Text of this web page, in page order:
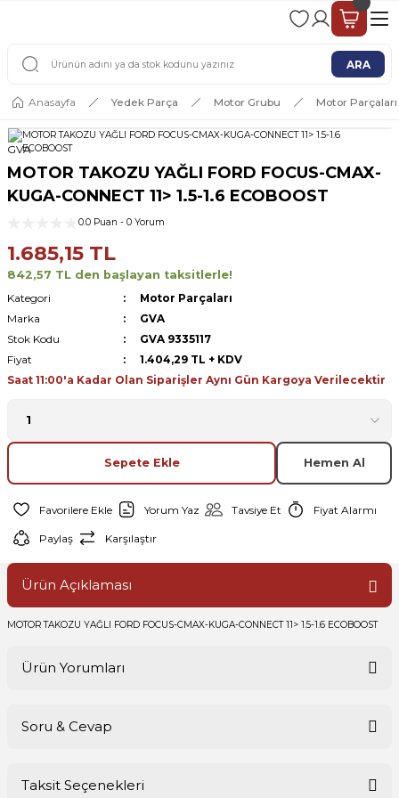
2 - 4 İŞ GÜNÜ İÇERİSİNDE KARGO
ARA
Anasayfa Yedek Parça Motor Grubu Motor Parçaları
GVA
MOTOR TAKOZU YAĞLI FORD FOCUS-CMAX-
KUGA-CONNECT 11> 1.5-1.6 ECOBOOST
0.0 Puan - 0 Yorum
1.685,15 TL
842,57 TL den başlayan taksitlerle!
Kategori
Motor Parçaları
Marka
GVA
Stok Kodu
GVA 9335117
Fiyat
1.404,29 TL + KDV
Saat 11:00'a Kadar Olan Siparişler Aynı Gün Kargoya Verilecektir
Sepete Ekle Hemen Al
Yorum Yaz Tavsiye Et Fiyat Alarmı
Paylaş Karşılaştır
Ürün Açıklaması
MOTOR TAKOZU YAĞLI FORD FOCUS-CMAX-KUGA-CONNECT 11> 1.5-1.6 ECOBOOST
Ürün Yorumları
Soru & Cevap
Taksit Seçenekleri